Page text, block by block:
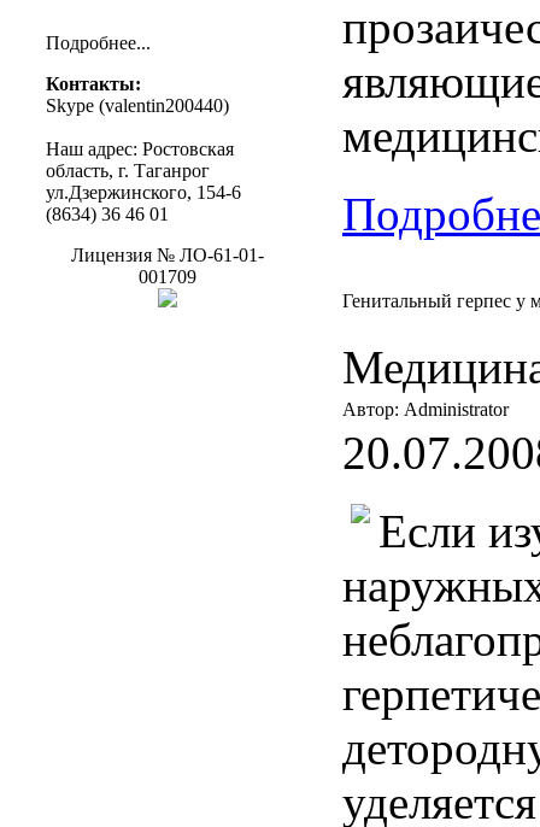
Подробнее...
Контакты:
Skype (valentin200440)
Наш адрес: Ростовская
область, г. Таганрог
ул.Дзержинского, 154-6
(8634) 36 46 01
Лицензия№ ЛО-61-01-
001709
Генитальный герпес у
Автор: Administrator
Если